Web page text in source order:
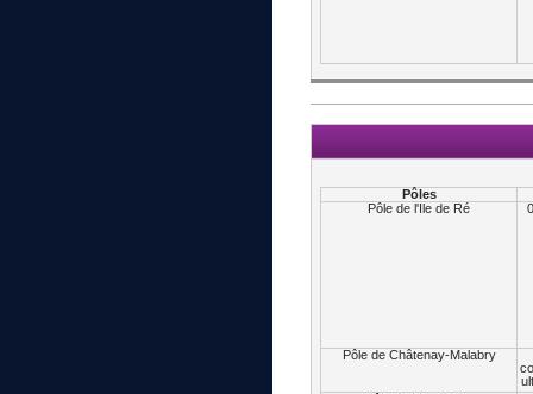
Pôles
Pôle de l'Ile de Ré
Pôle de Châtenay-Malabry